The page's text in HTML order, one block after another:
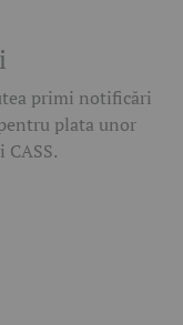
primi notificări
plata unor